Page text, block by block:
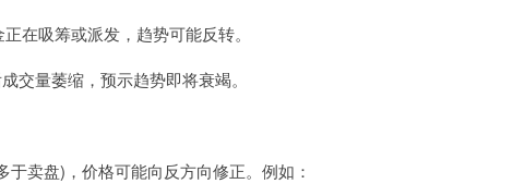
在吸筹或派发，趋势可能反转。
交量萎缩，预示趋势即将衰竭。
卖盘)，价格可能向反方向修正。例如：